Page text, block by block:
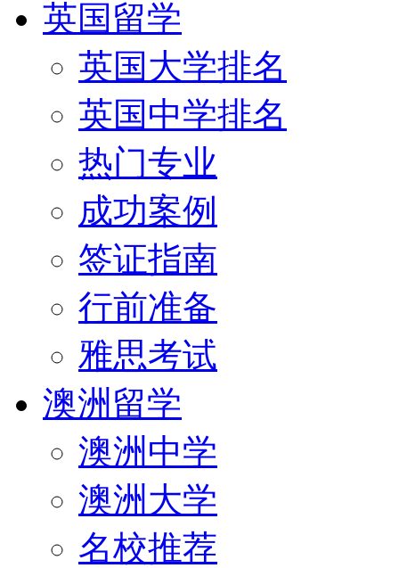
英国留学
英国大学排名
英国中学排名
热门专业
成功案例
签证指南
行前准备
雅思考试
澳洲留学
澳洲中学
澳洲大学
名校推荐